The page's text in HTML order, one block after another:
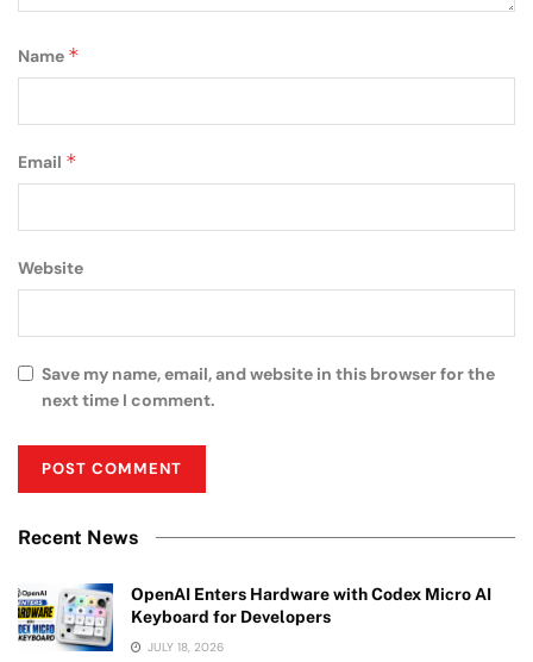
Name *
Email *
Website
Save my name, email, and website in this browser for the
next time I comment.
Recent News
OpenAI Enters Hardware with Codex Micro AI
Keyboard for Developers
JULY 18, 2026